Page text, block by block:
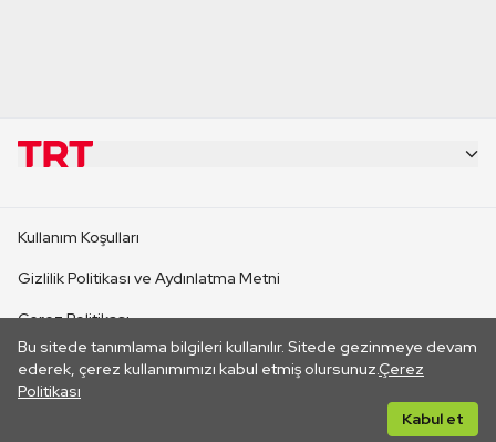
Bu sitede tanımlama bilgileri kullanılır. Sitede gezinmeye devam
ederek, çerez kullanımımızı kabul etmiş olursunuz.Çerez
Politikası
Kabul et
CANLI YAYINLAR
Kullanım Koşulları
Gizlilik Politikası ve Aydınlatma Metni
Çerez Politikası
İletişim
Her hakkı saklıdır. ©2026 TRT. Bağlantı yoluyla gidilen dış